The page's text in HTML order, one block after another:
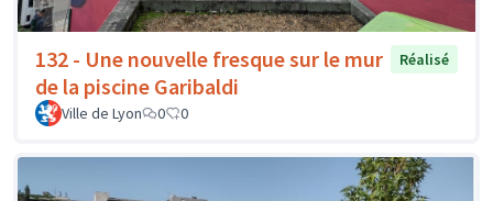
132 - Une nouvelle fresque sur le mur
de la piscine Garibaldi
Réalisé
Ville de Lyon 0 0